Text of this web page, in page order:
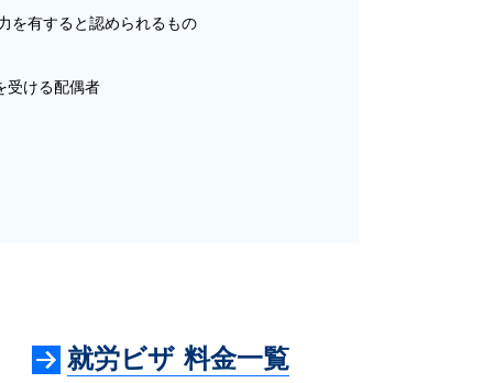
を有すると認められるもの
受ける配偶者
就労ビザ 料金一覧